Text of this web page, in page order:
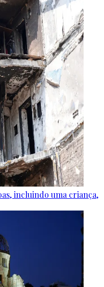
incluindo uma criança,